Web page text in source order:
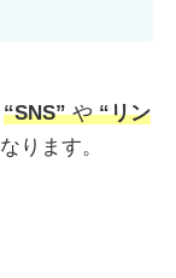
“SNS”や“リン
ります。